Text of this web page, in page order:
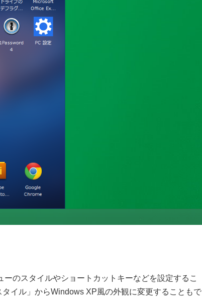
ーのスタイルやショートカットキーなどを設定するこ
イル」からWindows XP風の外観に変更することもで